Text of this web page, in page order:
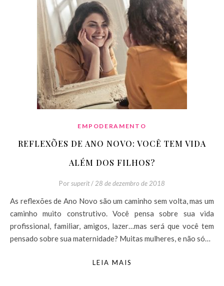
EMPODERAMENTO
REFLEXÕES DE ANO NOVO: VOCÊ TEM VIDA
ALÉM DOS FILHOS?
Porsuperit/ 28 de dezembro de 2018
As reflexões de Ano Novo são um caminho sem volta, mas um
caminho muito construtivo. Você pensa sobre sua vida
profissional, familiar, amigos, lazer…mas será que você tem
pensado sobre sua maternidade? Muitas mulheres, e não só…
LEIA MAIS